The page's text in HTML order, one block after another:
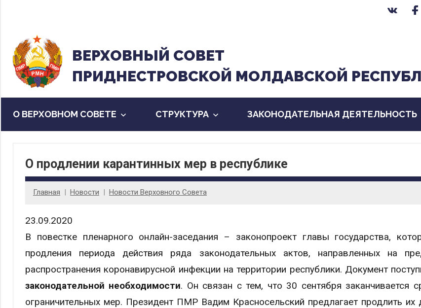
содержанию
ВЕРХОВНЫЙ CОВЕТ
ПРИДНЕСТРОВСКОЙ МОЛДАВСКОЙ
О ВЕРХОВНОМ СОВЕТЕ CТРУКТУРА ЗАКОНОДАТЕЛЬНАЯ ДЕЯТЕЛЬНОСТЬ
О продлении карантинных мер в республике
Главная Новости Новости Верховного Совета
23.09.2020
В повестке пленарного онлайн-заседания – законопроект главы государства,
продления периода действия ряда законодательных актов, направленных на
распространения коронавирусной инфекции на территории республики. Документ
законодательной необходимости. Он связан с тем, что 30 сентября заканчивается
ограничительных мер. Президент ПМР Вадим Красносельский предлагает продлить их